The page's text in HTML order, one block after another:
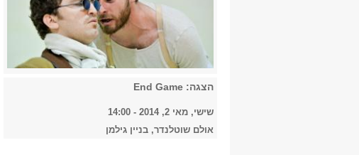
הצגה: End Game
שישי, מאי 2, 2014 - 14:00
אולם שוטלנדר, בניין גילמן